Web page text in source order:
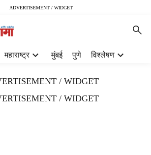
ADVERTISEMENT / WIDGET
महाराष्ट्र मुंबई पुणे विश्लेषण
/ WIDGET
/ WIDGET